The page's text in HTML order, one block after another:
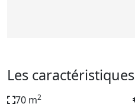
Les caractéristiques
70 m2